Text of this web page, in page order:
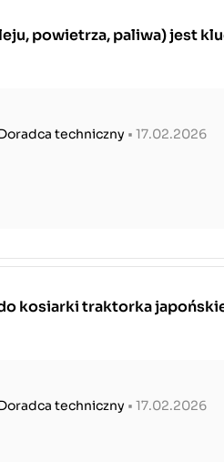
powietrza, paliwa) jest
techniczny • 17.02.2026
kosiarki traktorka
techniczny • 17.02.2026